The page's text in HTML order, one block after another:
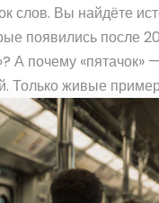
слов. Вы найдёте
появились после
А почему «пятачок»
Только живые